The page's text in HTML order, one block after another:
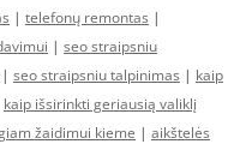
| telefonų remontas |
| seo straipsniu
| seo straipsniu talpinimas | kaip
kaip išsirinkti geriausią valiklį
žaidimui kieme | aikštelės